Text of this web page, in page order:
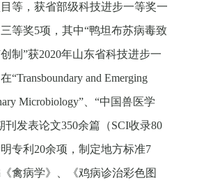
等，获省部级科技进步一等奖一
等奖5项，其中“鸭坦布苏病毒致
制”获2020年山东省科技进步一
“Transboundary and Emerging
Microbiology”、“中国兽医学
刊发表论文350余篇（SCI收录80
专利 20余项，制定地方标准7
禽病学》、《鸡病诊治彩色图